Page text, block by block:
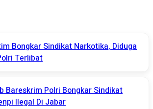
Bongkar Sindikat Narkotika, Diduga
Terlibat
Bareskrim Polri Bongkar Sindikat
Ilegal Di Jabar